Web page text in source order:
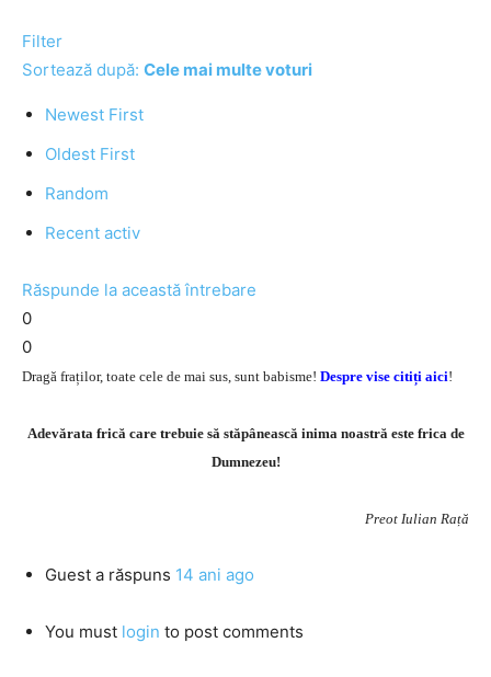
Filter
Sortează după: Cele mai multe voturi
Newest First
Oldest First
Random
Recent activ
Răspunde la această întrebare
0
0
Dragă fraților, toate cele de mai sus, sunt babisme! Despre vise citiți aici!
Adevărata frică care trebuie să stăpânească inima noastră este frica de
Dumnezeu!
Preot Iulian Rață
Guest a răspuns 14 ani ago
You must login to post comments